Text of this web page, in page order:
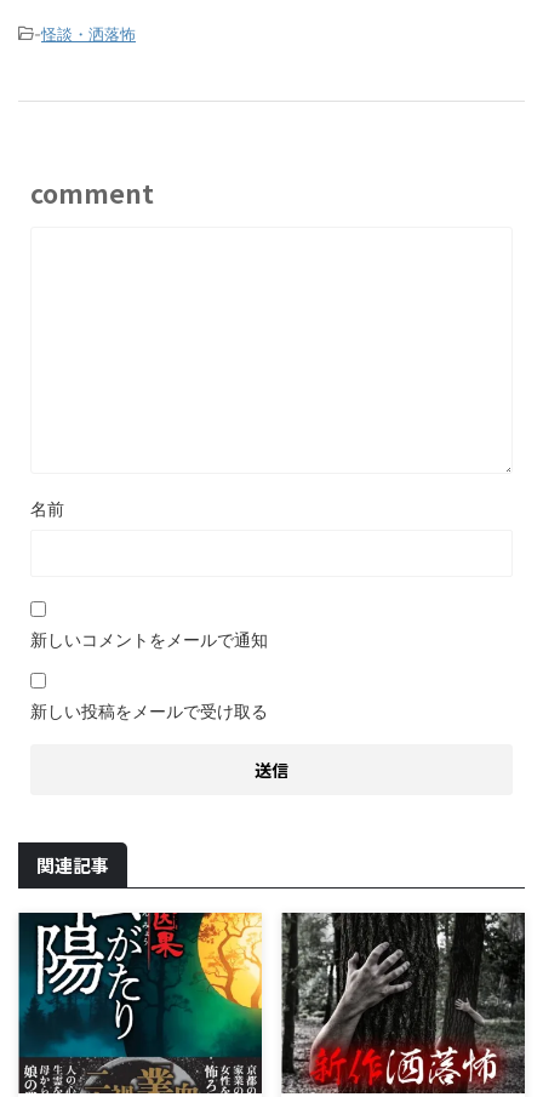
-怪談・洒落怖
comment
名前
新しいコメントをメールで通知
新しい投稿をメールで受け取る
関連記事